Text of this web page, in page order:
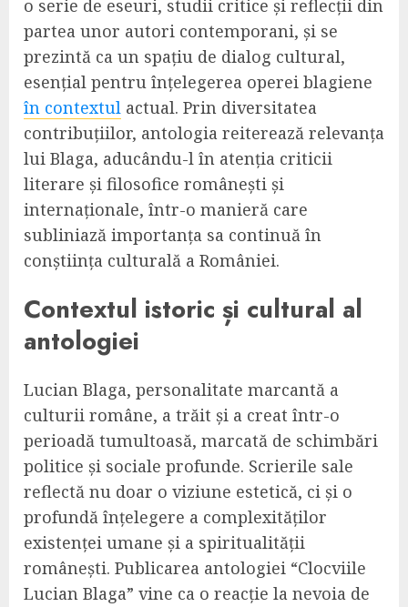
o serie de eseuri, studii critice și reflecții din
partea unor autori contemporani, și se
prezintă ca un spațiu de dialog cultural,
esențial pentru înțelegerea operei blagiene
în contextul actual. Prin diversitatea
contribuțiilor, antologia reiterează relevanța
lui Blaga, aducându-l în atenția criticii
literare și filosofice românești și
internaționale, într-o manieră care
subliniază importanța sa continuă în
conștiința culturală a României.
Contextul istoric și cultural al
antologiei
Lucian Blaga, personalitate marcantă a
culturii române, a trăit și a creat într-o
perioadă tumultoasă, marcată de schimbări
politice și sociale profunde. Scrierile sale
reflectă nu doar o viziune estetică, ci și o
profundă înțelegere a complexităților
existenței umane și a spiritualității
românești. Publicarea antologiei “Clocviile
Lucian Blaga” vine ca o reacție la nevoia de